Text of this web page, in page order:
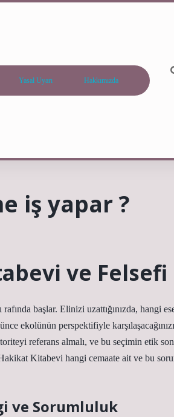
Yasal Uyarı Hakkımızda
iş yapar ?
ve
rafında başlar. Elinizi uzattığınızda, hangi
ekolünün perspektifiyle
referans almalı, ve bu seçimin etik
Kitabevi hangi cemaate ait ve bu
ve Sorumluluk